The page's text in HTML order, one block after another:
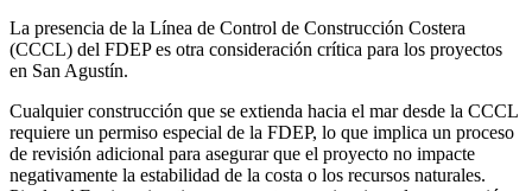
La presencia de la Línea de Control de Construcción Costera
(CCCL) del FDEP es otra consideración crítica para los proyectos
en San Agustín.
Cualquier construcción que se extienda hacia el mar desde la CCCL
requiere un permiso especial de la FDEP, lo que implica un proceso
de revisión adicional para asegurar que el proyecto no impacte
negativamente la estabilidad de la costa o los recursos naturales.